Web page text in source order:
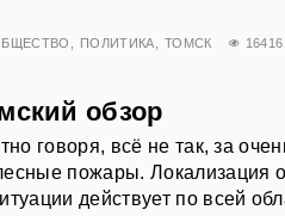
ПОЛИТИКА ТОМСК 16416
обзор
говоря, всё не так, за
пожары. Локализация
действует по всей